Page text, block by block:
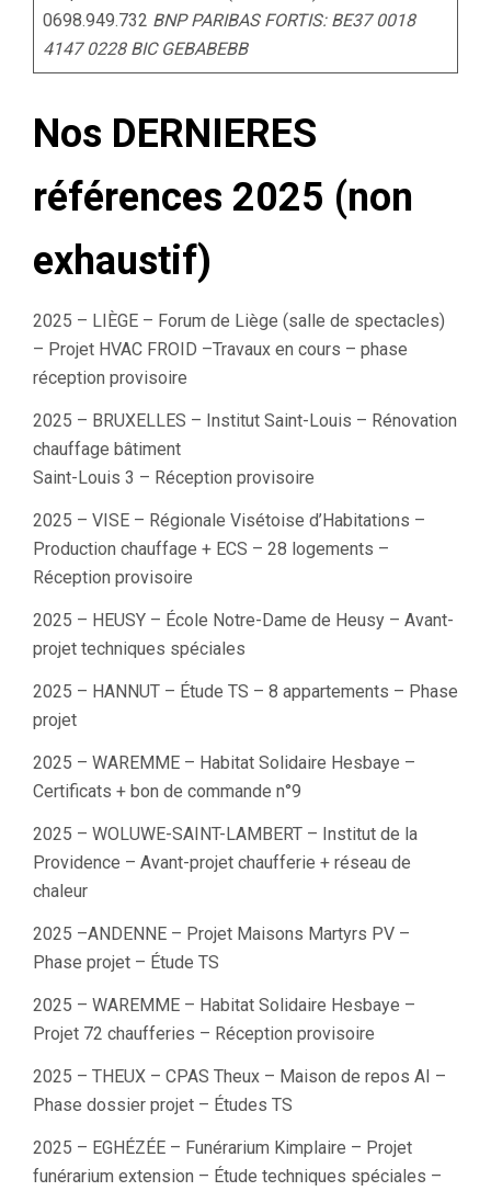
0698.949.732 BNP PARIBAS FORTIS: BE37 0018
4147 0228 BIC GEBABEBB
Nos DERNIERES
références 2025 (non
exhaustif)
2025 – LIÈGE – Forum de Liège (salle de spectacles)
– Projet HVAC FROID –Travaux en cours – phase
réception provisoire
2025 – BRUXELLES – Institut Saint-Louis – Rénovation
chauffage bâtiment
Saint-Louis 3 – Réception provisoire
2025 – VISE – Régionale Visétoise d’Habitations –
Production chauffage + ECS – 28 logements –
Réception provisoire
2025 – HEUSY – École Notre-Dame de Heusy – Avant-
projet techniques spéciales
2025 – HANNUT – Étude TS – 8 appartements – Phase
projet
2025 – WAREMME – Habitat Solidaire Hesbaye –
Certificats + bon de commande n°9
2025 – WOLUWE-SAINT-LAMBERT – Institut de la
Providence – Avant-projet chaufferie + réseau de
chaleur
2025 –ANDENNE – Projet Maisons Martyrs PV –
Phase projet – Étude TS
2025 – WAREMME – Habitat Solidaire Hesbaye –
Projet 72 chaufferies – Réception provisoire
2025 – THEUX – CPAS Theux – Maison de repos AI –
Phase dossier projet – Études TS
2025 – EGHÉZÉE – Funérarium Kimplaire – Projet
funérarium extension – Étude techniques spéciales –